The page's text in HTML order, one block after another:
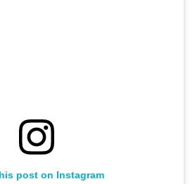
post on Instagram